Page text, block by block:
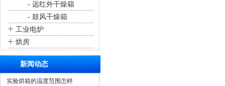
- 远红外干燥箱
- 鼓风干燥箱
+ 工业电炉
+ 烘房
新闻动态
实验烘箱的温度范围怎样